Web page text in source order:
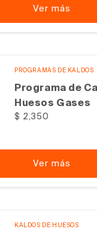
Ver más
PROGRAMAS DE KALDOS
Programa de
Huesos Gases
Precio
$ 2,350
Ver más
KALDOS DE HUESOS